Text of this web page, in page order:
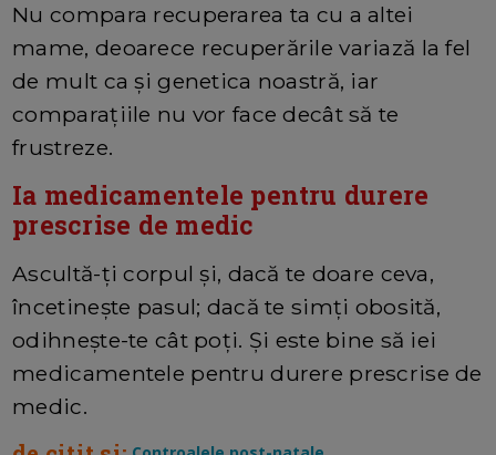
Nu compara recuperarea ta cu a altei
mame, deoarece recuperările variază la fel
de mult ca și genetica noastră, iar
comparațiile nu vor face decât să te
frustreze.
Ia medicamentele pentru durere
prescrise de medic
Ascultă-ți corpul și, dacă te doare ceva,
încetinește pasul; dacă te simți obosită,
odihnește-te cât poți. Și este bine să iei
medicamentele pentru durere prescrise de
medic.